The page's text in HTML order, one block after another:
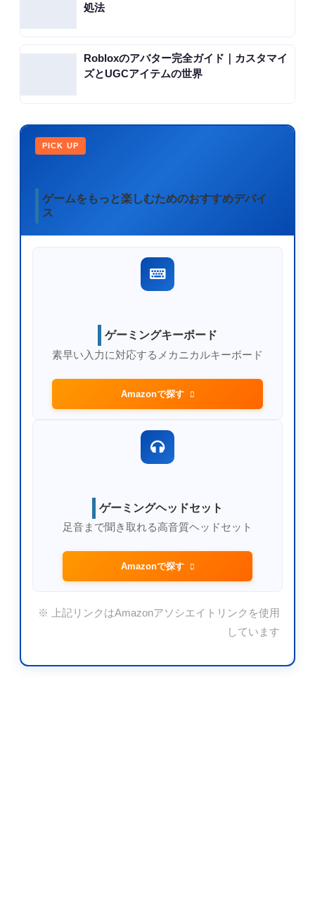
処法
Robloxのアバター完全ガイド｜カスタマイ
ズとUGCアイテムの世界
PICK UP
ゲームをもっと楽しむためのおすすめデバイ
ス
ゲーミングキーボード
素早い入力に対応するメカニカルキーボード
Amazonで探す
ゲーミングヘッドセット
足音まで聞き取れる高音質ヘッドセット
Amazonで探す
※ 上記リンクはAmazonアソシエイトリンクを使用
しています